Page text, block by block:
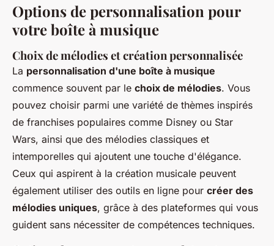
Options de personnalisation pour
votre boîte à musique
Choix de mélodies et création personnalisée
La personnalisation d'une boîte à musique
commence souvent par le choix de mélodies. Vous
pouvez choisir parmi une variété de thèmes inspirés
de franchises populaires comme Disney ou Star
Wars, ainsi que des mélodies classiques et
intemporelles qui ajoutent une touche d'élégance.
Ceux qui aspirent à la création musicale peuvent
également utiliser des outils en ligne pour créer des
mélodies uniques, grâce à des plateformes qui vous
guident sans nécessiter de compétences techniques.